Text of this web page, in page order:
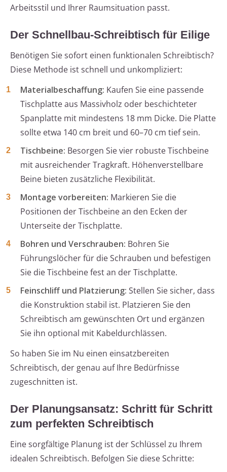
Arbeitsstil und Ihrer Raumsituation passt.
Der Schnellbau-Schreibtisch für Eilige
Benötigen Sie sofort einen funktionalen Schreibtisch?
Diese Methode ist schnell und unkompliziert:
Materialbeschaffung: Kaufen Sie eine passende
Tischplatte aus Massivholz oder beschichteter
Spanplatte mit mindestens 18 mm Dicke. Die Platte
sollte etwa 140 cm breit und 60–70 cm tief sein.
Tischbeine: Besorgen Sie vier robuste Tischbeine
mit ausreichender Tragkraft. Höhenverstellbare
Beine bieten zusätzliche Flexibilität.
Montage vorbereiten: Markieren Sie die
Positionen der Tischbeine an den Ecken der
Unterseite der Tischplatte.
Bohren und Verschrauben: Bohren Sie
Führungslöcher für die Schrauben und befestigen
Sie die Tischbeine fest an der Tischplatte.
Feinschliff und Platzierung: Stellen Sie sicher, dass
die Konstruktion stabil ist. Platzieren Sie den
Schreibtisch am gewünschten Ort und ergänzen
Sie ihn optional mit Kabeldurchlässen.
So haben Sie im Nu einen einsatzbereiten
Schreibtisch, der genau auf Ihre Bedürfnisse
zugeschnitten ist.
Der Planungsansatz: Schritt für Schritt
zum perfekten Schreibtisch
Eine sorgfältige Planung ist der Schlüssel zu Ihrem
idealen Schreibtisch. Befolgen Sie diese Schritte: